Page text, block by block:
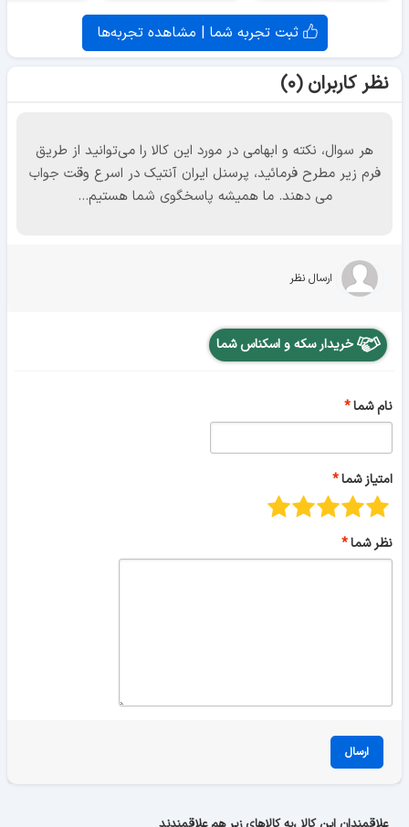
ثبت تجربه شما | مشاهده تجربه‌ها
نظر کاربران (۰)
هر سوال، نکته و ابهامی در مورد این کالا را می‌توانید از طریق
فرم زیر مطرح فرمائید، پرسنل ایران آنتیک در اسرع وقت جواب
می دهند. ما همیشه پاسخگوی شما هستیم...
ارسال نظر
خریدار سکه و اسکناس شما
نام شما
امتیاز شما
نظر شما
ارسال